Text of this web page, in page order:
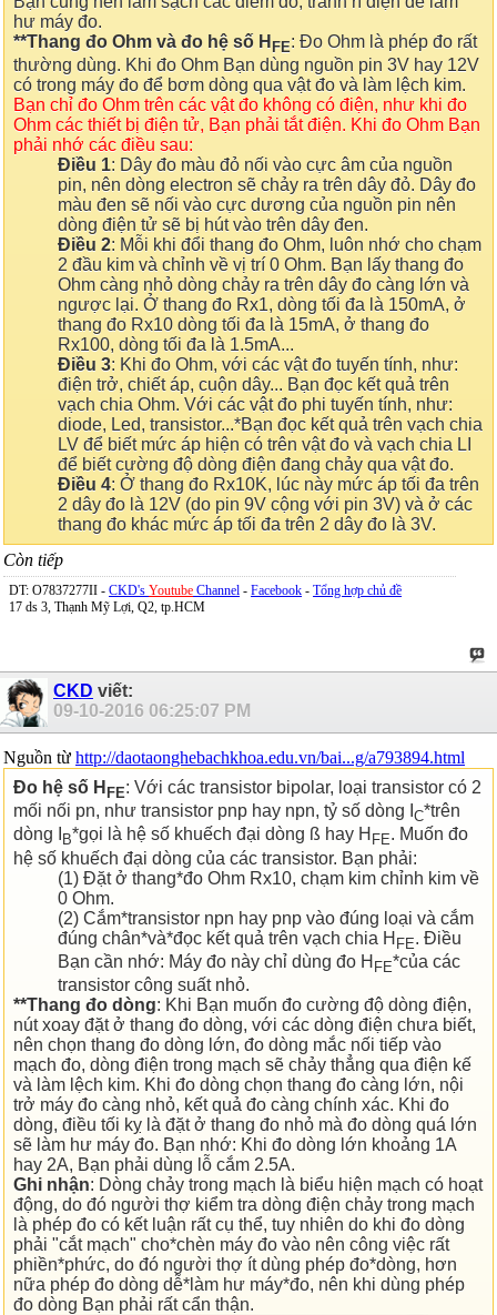
hư máy đo.
**Thang đo Ohm và đo hệ số H FE: Đo Ohm là phép đo rất
thường dùng. Khi đo Ohm Bạn dùng nguồn pin 3V hay 12V
có trong máy đo để bơm dòng qua vật đo và làm lệch kim.
Bạn chỉ đo Ohm trên các vật đo không có điện, như khi đo
Ohm các thiết bị điện tử, Bạn phải tắt điện. Khi đo Ohm Bạn
phải nhớ các điều sau:
Điều 1: Dây đo màu đỏ nối vào cực âm của nguồn
pin, nên dòng electron sẽ chảy ra trên dây đỏ. Dây đo
màu đen sẽ nối vào cực dương của nguồn pin nên
dòng điện tử sẽ bị hút vào trên dây đen.
Điều 2: Mỗi khi đổi thang đo Ohm, luôn nhớ cho chạm
2 đầu kim và chỉnh về vị trí 0 Ohm. Bạn lấy thang đo
Ohm càng nhỏ dòng chảy ra trên dây đo càng lớn và
ngược lại. Ở thang đo Rx1, dòng tối đa là 150mA, ở
thang đo Rx10 dòng tối đa là 15mA, ở thang đo
Rx100, dòng tối đa là 1.5mA...
Điều 3: Khi đo Ohm, với các vật đo tuyến tính, như:
điện trở, chiết áp, cuộn dây... Bạn đọc kết quả trên
vạch chia Ohm. Với các vật đo phi tuyến tính, như:
diode, Led, transistor...*Bạn đọc kết quả trên vạch chia
LV để biết mức áp hiện có trên vật đo và vạch chia LI
để biết cường độ dòng điện đang chảy qua vật đo.
Điều 4: Ở thang đo Rx10K, lúc này mức áp tối đa trên
2 dây đo là 12V (do pin 9V cộng với pin 3V) và ở các
thang đo khác mức áp tối đa trên 2 dây đo là 3V.
Còn tiếp
DT: O7837277II - CKD's Youtube Channel - Facebook - Tổng hợp chủ đề
17 ds 3, Thạnh Mỹ Lợi, Q2, tp.HCM
CKD viết:
09-10-2016 06:25:07 PM
Nguồn từ http://daotaonghebachkhoa.edu.vn/bai...g/a793894.html
Đo hệ số H FE: Với các transistor bipolar, loại transistor có 2
mối nối pn, như transistor pnp hay npn, tỷ số dòng I C*trên
dòng I
B*gọi là hệ số khuếch đại dòng ß hay H FE. Muốn đo
hệ số khuếch đại dòng của các transistor. Bạn phải:
(1) Đặt ở thang*đo Ohm Rx10, chạm kim chỉnh kim về
0 Ohm.
(2) Cắm*transistor npn hay pnp vào đúng loại và cắm
đúng chân*và*đọc kết quả trên vạch chia H FE. Điều
Bạn cần nhớ: Máy đo này chỉ dùng đo H FE*của các
transistor công suất nhỏ.
**Thang đo dòng: Khi Bạn muốn đo cường độ dòng điện,
nút xoay đặt ở thang đo dòng, với các dòng điện chưa biết,
nên chọn thang đo dòng lớn, đo dòng mắc nối tiếp vào
mạch đo, dòng điện trong mạch sẽ chảy thẳng qua điện kế
và làm lệch kim. Khi đo dòng chọn thang đo càng lớn, nội
trở máy đo càng nhỏ, kết quả đo càng chính xác. Khi đo
dòng, điều tối kỵ là đặt ở thang đo nhỏ mà đo dòng quá lớn
sẽ làm hư máy đo. Bạn nhớ: Khi đo dòng lớn khoảng 1A
hay 2A, Bạn phải dùng lỗ cắm 2.5A.
Ghi nhận: Dòng chảy trong mạch là biểu hiện mạch có hoạt
động, do đó người thợ kiểm tra dòng điện chảy trong mạch
là phép đo có kết luận rất cụ thể, tuy nhiên do khi đo dòng
phải "cắt mạch" cho*chèn máy đo vào nên công việc rất
phiền*phức, do đó người thợ ít dùng phép đo*dòng, hơn
nữa phép đo dòng dễ*làm hư máy*đo, nên khi dùng phép
đo dòng Bạn phải rất cẩn thận.